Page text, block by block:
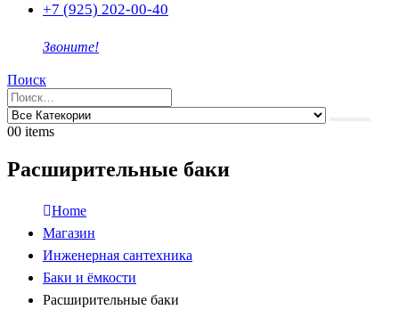
+7 (925) 202-00-40
Звоните!
Поиск
00 items
Расширительные баки
Home
Магазин
Инженерная сантехника
Баки и ёмкости
Расширительные баки